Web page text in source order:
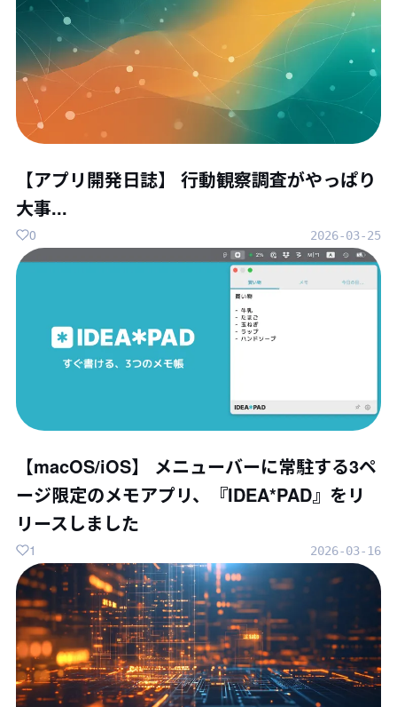
【アプリ開発日誌】 行動観察調査がやっぱり
大事...
2026-03-25
0
【macOS/iOS】 メニューバーに常駐する3ペ
ージ限定のメモアプリ、『IDEA*PAD』をリ
リースしました
2026-03-16
1